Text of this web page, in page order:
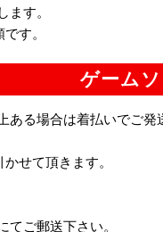
す。
す。
ゲーム
る場合は着払いでご発
せて頂きます。
ご郵送下さい。